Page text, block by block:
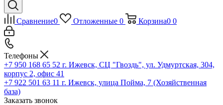
Сравнение0 Отложенные 0 Корзина0 0
Телефоны
+7 950 168 65 52 г. Ижевск, СЦ "Гвоздь", ул. Удмуртская, 304,
корпус 2, офис 41
+7 922 501 63 11 г. Ижевск, улица Пойма, 7 (Хозяйственная
база)
Заказать звонок